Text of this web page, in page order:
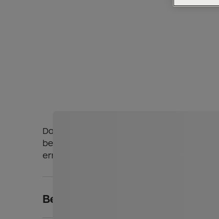
Das höchstgelegene Schaubergwerk
bei atemberaubendem Panorama über
erreichen.
Beschreibung